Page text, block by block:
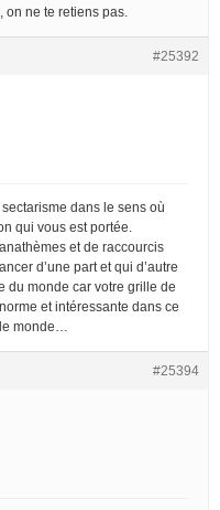
on ne te retiens pas.
#25392
dans le sens où
qui vous est portée.
et de raccourcis
d’une part et qui d’autre
du monde car votre grille de
et intéressante dans ce
monde…
#25394